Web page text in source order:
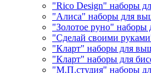
"Rico Design" наборы
"Алиса" наборы для
"Золотое руно"
"Сделай своими
"Кларт" наборы для
"Кларт" наборы для
"М.П.студия" наборы